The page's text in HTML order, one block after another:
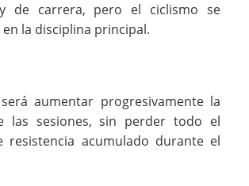
y de carrera, pero el ciclismo se
en la disciplina principal.
será aumentar progresivamente la
las sesiones, sin perder todo el
resistencia acumulado durante el